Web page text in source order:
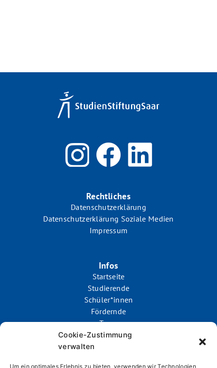
Cookie-Zustimmung
verwalten
Um ein optimales Erlebnis zu bieten, verwenden wir Technologien
Rechtliches
Datenschutzerklärung
Datenschutzerklärung Soziale Medien
Impressum
Infos
Startseite
Studierende
Schüler*innen
Fördernde
Team
Bewerberportal